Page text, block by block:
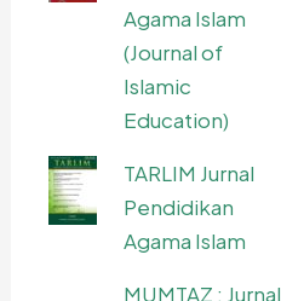
Agama Islam
(Journal of
Islamic
Education)
TARLIM Jurnal
Pendidikan
Agama Islam
MUMTAZ : Jurnal